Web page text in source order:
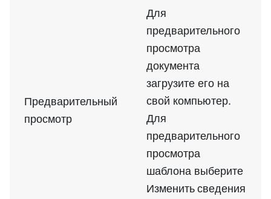
Предварительный
просмотр
Для
предварительного
просмотра
документа
загрузите его на
свой компьютер.
Для
предварительного
просмотра
шаблона выберите
Изменить сведения